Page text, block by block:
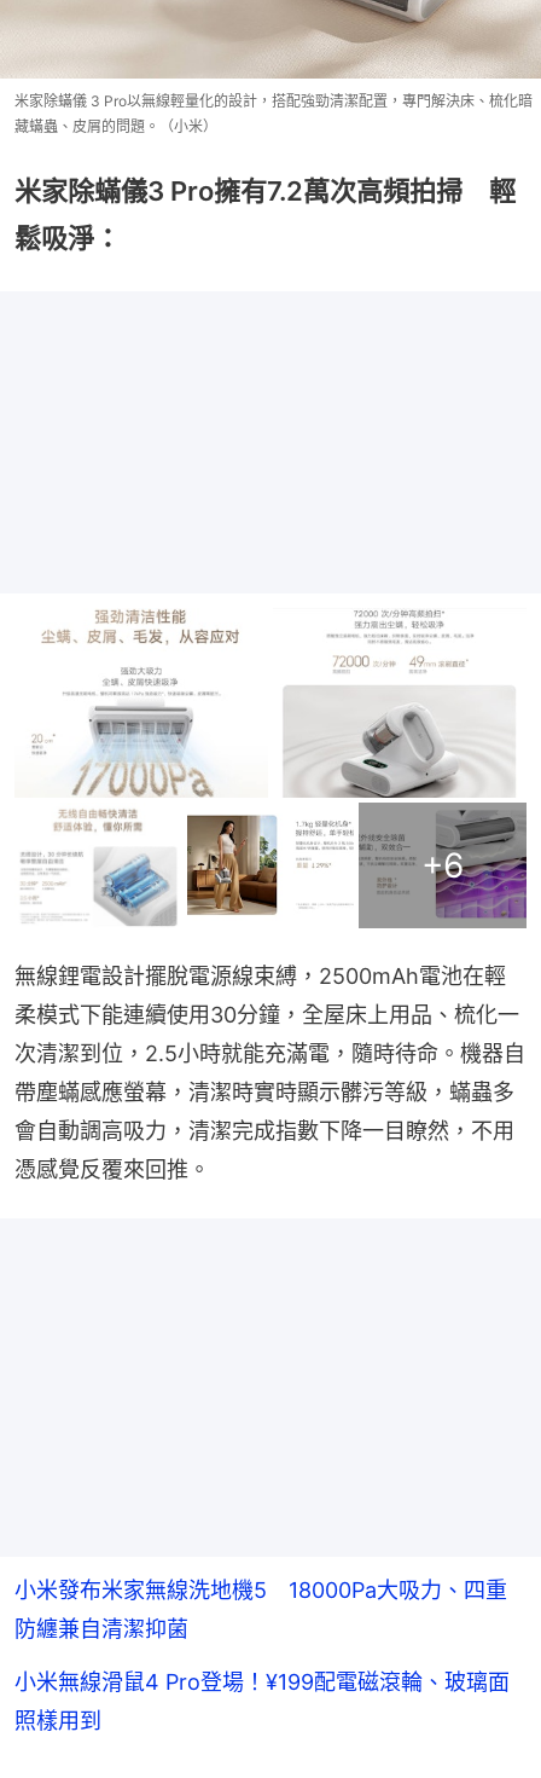
米家除蟎儀 3 Pro以無線輕量化的設計，搭配強勁清潔配置，專門解決床、梳化暗
藏蟎蟲、皮屑的問題。（小米）
米家除蟎儀3 Pro擁有7.2萬次高頻拍掃 輕
鬆吸淨：
+6
無線鋰電設計擺脫電源線束縛，2500mAh電池在輕
柔模式下能連續使用30分鐘，全屋床上用品、梳化一
次清潔到位，2.5小時就能充滿電，隨時待命。機器自
帶塵蟎感應螢幕，清潔時實時顯示髒污等級，蟎蟲多
會自動調高吸力，清潔完成指數下降一目瞭然，不用
憑感覺反覆來回推。
小米發布米家無線洗地機5 18000Pa大吸力、四重
防纏兼自清潔抑菌
小米無線滑鼠4 Pro登場！¥199配電磁滾輪、玻璃面
照樣用到